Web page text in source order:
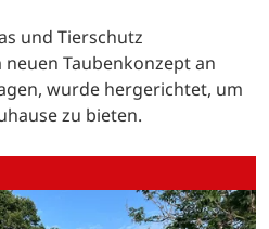
und Tierschutz
Taubenkonzept an
wurde hergerichtet, um
zu bieten.